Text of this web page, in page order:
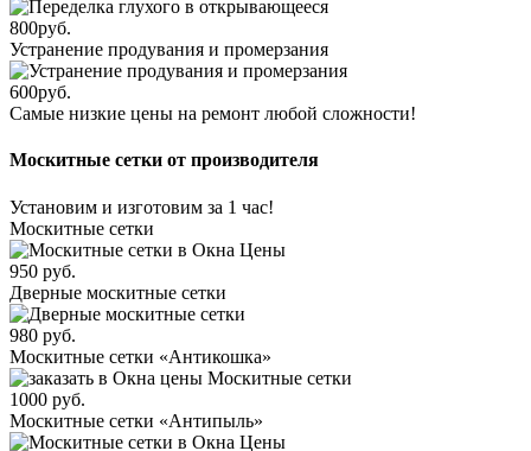
800руб.
Устранение продувания и промерзания
600руб.
Самые низкие цены на ремонт любой сложности!
Москитные сетки от производителя
Установим и изготовим за 1 час!
Москитные сетки
950 руб.
Дверные москитные сетки
980 руб.
Москитные сетки «Антикошка»
1000 руб.
Москитные сетки «Антипыль»